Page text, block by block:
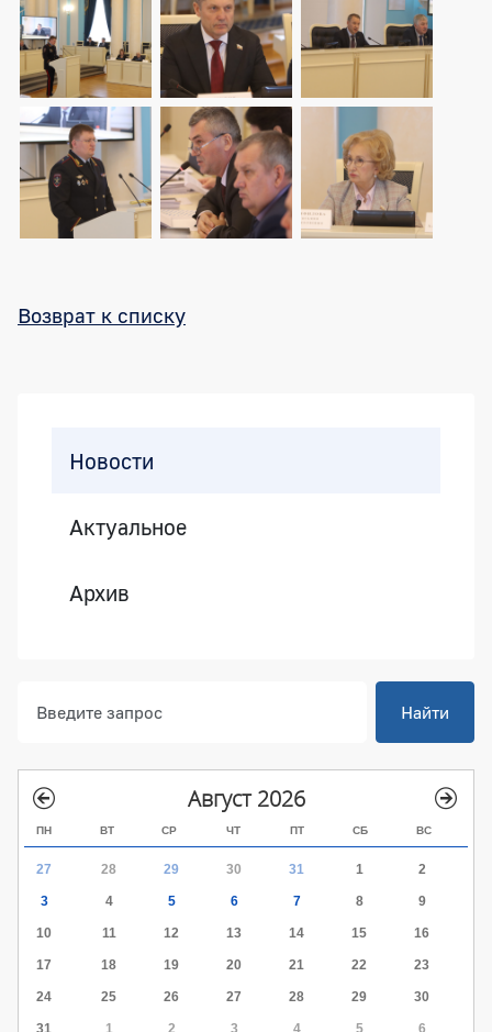
Возврат к списку
Новости
Актуальное
Архив
Найти
Август 2026
ПН ВТ СР ЧТ ПТ СБ ВС
27 28 29 30 31 1 2
3 4 5 6 7 8 9
10 11 12 13 14 15 16
17 18 19 20 21 22 23
24 25 26 27 28 29 30
31 1 2 3 4 5 6